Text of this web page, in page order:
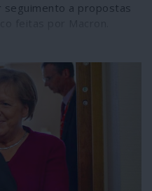
seguimento a propostas